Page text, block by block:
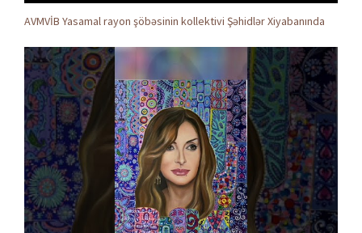
AVMVİB Yasamal rayon şöbəsinin kollektivi Şəhidlər Xiyabanında